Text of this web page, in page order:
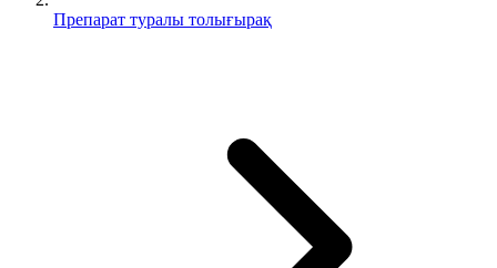
Препарат туралы толығырақ